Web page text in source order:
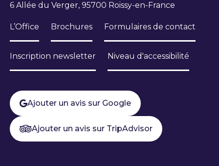
6 Allée du Verger, 95700 Roissy-en-France
L’Office Brochures Formulaires de contact
Inscription newsletter Niveau d'accessibilité
Ajouter un avis sur Google
Ajouter un avis sur TripAdvisor